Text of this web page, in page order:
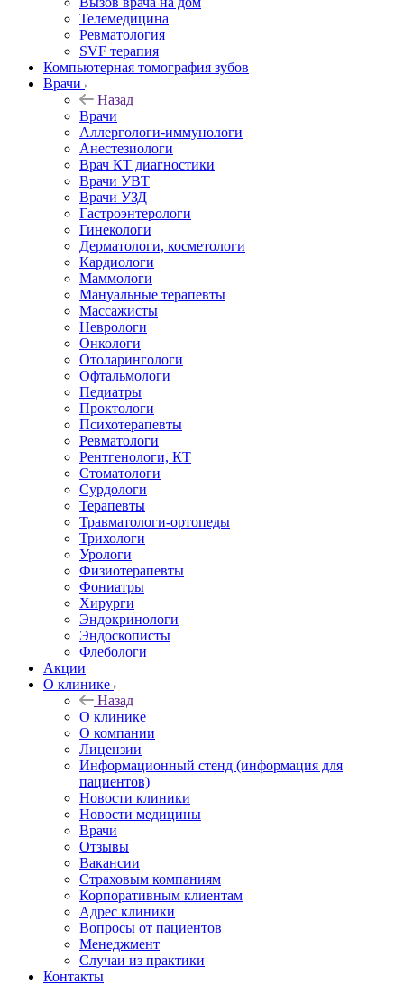
Телемедицина
Ревматология
SVF терапия
Компьютерная томография зубов
Врачи
Назад
Врачи
Аллергологи-иммунологи
Анестезиологи
Врач КТ диагностики
Врачи УВТ
Врачи УЗД
Гастроэнтерологи
Гинекологи
Дерматологи, косметологи
Кардиологи
Маммологи
Мануальные терапевты
Массажисты
Неврологи
Онкологи
Отоларингологи
Офтальмологи
Педиатры
Проктологи
Психотерапевты
Ревматологи
Рентгенологи, КТ
Стоматологи
Сурдологи
Терапевты
Травматологи-ортопеды
Трихологи
Урологи
Физиотерапевты
Фониатры
Хирурги
Эндокринологи
Эндоскописты
Флебологи
Акции
О клинике
Назад
О клинике
О компании
Лицензии
Информационный стенд (информация для
пациентов)
Новости клиники
Новости медицины
Врачи
Отзывы
Вакансии
Страховым компаниям
Корпоративным клиентам
Адрес клиники
Вопросы от пациентов
Менеджмент
Случаи из практики
Контакты